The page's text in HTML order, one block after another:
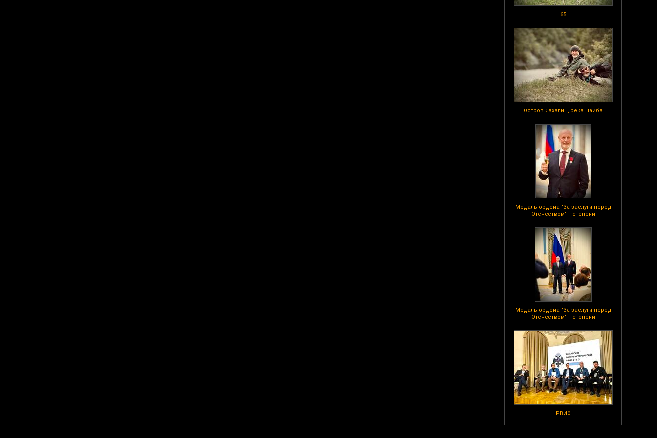
65
Остров Сахалин, река Найба
Медаль ордена "За заслуги перед
Отечеством" II степени
Медаль ордена "За заслуги перед
Отечеством" II степени
РВИО